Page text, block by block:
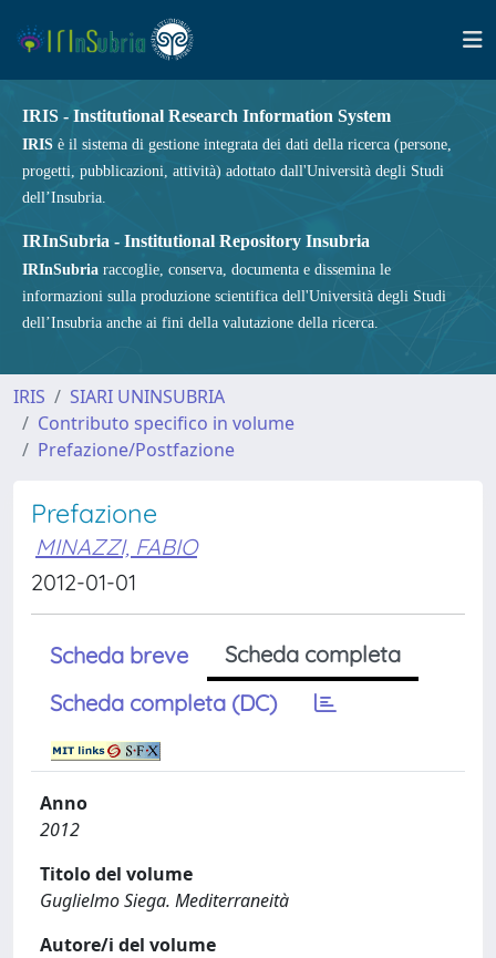
IRIS - Institutional Research Information System
IRIS è il sistema di gestione integrata dei dati della ricerca (persone,
progetti, pubblicazioni, attività) adottato dall'Università degli Studi
dell’Insubria.
IRInSubria - Institutional Repository Insubria
IRInSubria raccoglie, conserva, documenta e dissemina le
informazioni sulla produzione scientifica dell'Università degli Studi
dell’Insubria anche ai fini della valutazione della ricerca.
IRIS
SIARI UNINSUBRIA
Contributo specifico in volume
Prefazione/Postfazione
Prefazione
MINAZZI, FABIO
2012-01-01
Scheda breve
Scheda completa
Scheda completa (DC)
Anno
2012
Titolo del volume
Guglielmo Siega. Mediterraneità
Autore/i del volume